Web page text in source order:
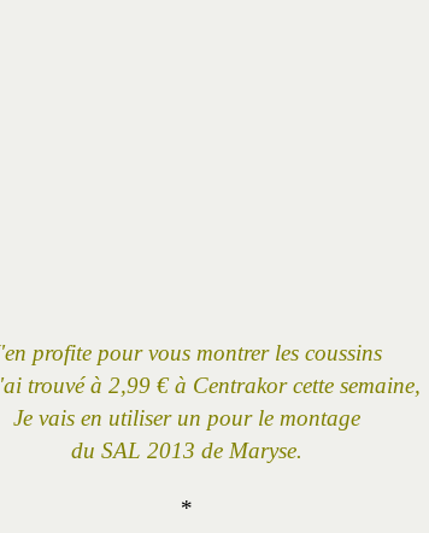
profite pour vous montrer les coussins
trouvé à 2,99 € à Centrakor cette semaine,
Je vais en utiliser un pour le montage
du SAL 2013 de Maryse.
*